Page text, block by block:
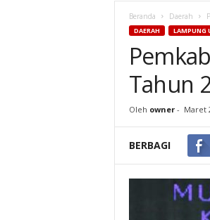
Beranda Daerah
DAERAH LAMPUNG
Tahun
Oleh owner- Maret
BERBAGI